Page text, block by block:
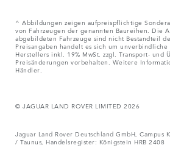
^ Abbildungen zeigen aufpreispflichtige
von Fahrzeugen der genannten Baureihen. Die
abgebildeten Fahrzeuge sind nicht Bestandteil
Preisangaben handelt es sich um
Herstellers inkl. 19% MwSt. zzgl. Transport- und
Preisänderungen vorbehalten. Weitere
Händler.
© JAGUAR LAND ROVER LIMITED 2026
Jaguar Land Rover Deutschland GmbH,
/ Taunus, Handelsregister: Königstein HRB 2408